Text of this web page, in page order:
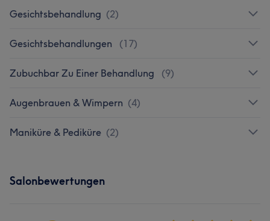
Gesichtsbehandlung (2)
Gesichtsbehandlungen (17)
Zubuchbar Zu Einer Behandlung (9)
Augenbrauen & Wimpern (4)
Maniküre & Pediküre (2)
Salonbewertungen